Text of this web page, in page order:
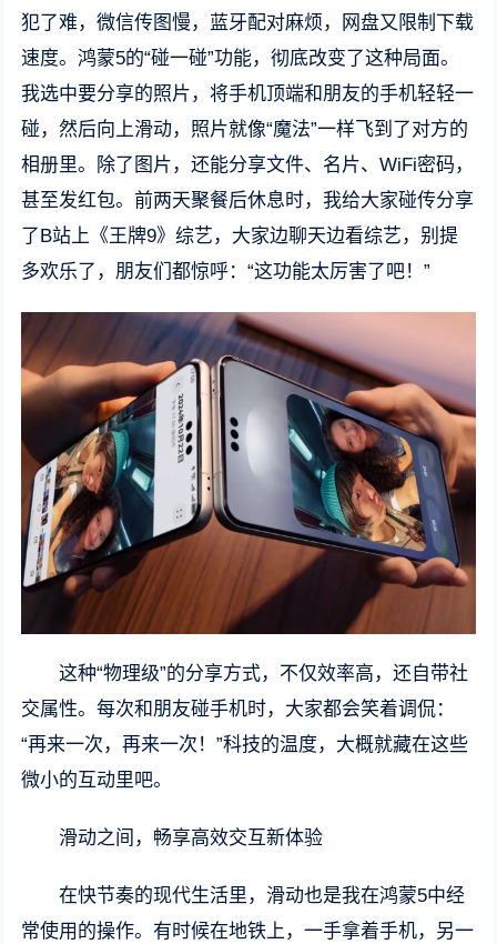
犯了难，微信传图慢，蓝牙配对麻烦，网盘又限制下载
速度。鸿蒙5的“碰一碰”功能，彻底改变了这种局面。
我选中要分享的照片，将手机顶端和朋友的手机轻轻一
碰，然后向上滑动，照片就像“魔法”一样飞到了对方的
相册里。除了图片，还能分享文件、名片、WiFi密码，
甚至发红包。前两天聚餐后休息时，我给大家碰传分享
了B站上《王牌9》综艺，大家边聊天边看综艺，别提
多欢乐了，朋友们都惊呼：“这功能太厉害了吧！”
这种“物理级”的分享方式，不仅效率高，还自带社
交属性。每次和朋友碰手机时，大家都会笑着调侃：
“再来一次，再来一次！”科技的温度，大概就藏在这些
微小的互动里吧。
滑动之间，畅享高效交互新体验
在快节奏的现代生活里，滑动也是我在鸿蒙5中经
常使用的操作。有时候在地铁上，一手拿着手机，另一